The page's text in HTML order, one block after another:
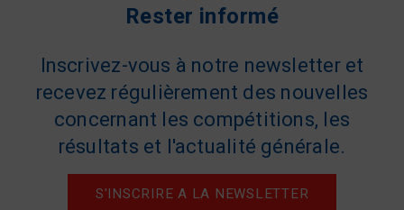
Rester informé
Inscrivez-vous à notre newsletter et
recevez régulièrement des nouvelles
concernant les compétitions, les
résultats et l'actualité générale.
S'INSCRIRE A LA NEWSLETTER